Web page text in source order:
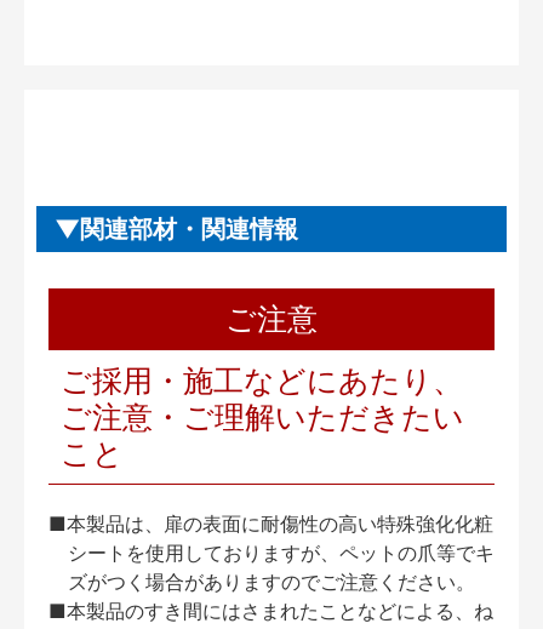
関連部材・関連情報
ご注意
ご採用・施工などにあたり、
ご注意・ご理解いただきたい
こと
■本製品は、扉の表面に耐傷性の高い特殊強化化粧
シートを使用しておりますが、ペットの爪等でキ
ズがつく場合がありますのでご注意ください。
■本製品のすき間にはさまれたことなどによる、ね